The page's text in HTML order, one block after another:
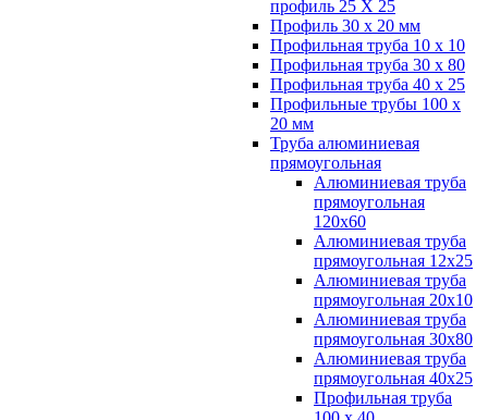
профиль 25 Х 25
Профиль 30 х 20 мм
Профильная труба 10 х 10
Профильная труба 30 х 80
Профильная труба 40 х 25
Профильные трубы 100 х
20 мм
Труба алюминиевая
прямоугольная
Алюминиевая труба
прямоугольная
120х60
Алюминиевая труба
прямоугольная 12х25
Алюминиевая труба
прямоугольная 20х10
Алюминиевая труба
прямоугольная 30х80
Алюминиевая труба
прямоугольная 40х25
Профильная труба